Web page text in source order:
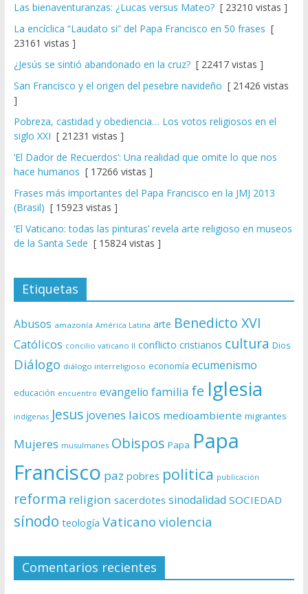
Las bienaventuranzas: ¿Lucas versus Mateo?[ 23210 vistas ]
La encíclica “Laudato si” del Papa Francisco en 50 frases [
23161 vistas ]
¿Jesús se sintió abandonado en la cruz?[ 22417 vistas ]
San Francisco y el origen del pesebre navideño [ 21426 vistas
]
Pobreza, castidad y obediencia… Los votos religiosos en el
siglo XXI [ 21231 vistas ]
‘El Dador de Recuerdos’: Una realidad que omite lo que nos
hace humanos [ 17266 vistas ]
Frases más importantes del Papa Francisco en la JMJ 2013
(Brasil) [ 15923 vistas ]
‘El Vaticano: todas las pinturas’ revela arte religioso en museos
de la Santa Sede [ 15824 vistas ]
Etiquetas
Abusos amazonía América Latina arte Benedicto XVI
Católicos concilio vaticano II conflicto cristianos cultura Dios
Diálogo diálogo interreligioso economía ecumenismo
educación encuentro evangelio familia fe Iglesia
indígenas Jesus jovenes laicos medioambiente migrantes
Mujeres musulmanes Obispos Papa Papa
Francisco paz pobres politica publicación
reforma religion sacerdotes sinodalidad SOCIEDAD
sínodo teología Vaticano violencia
Comentarios recientes